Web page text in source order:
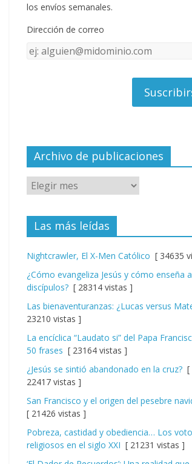
o
k e
C
el
los envíos semanales.
Dirección de correo
Dirección
Archivo de publicaciones
Las más leídas
Nightcrawler, El X-Men Católico [ 34635
¿Cómo evangeliza Jesús y cómo enseña
discípulos? [ 28314 vistas ]
Las bienaventuranzas: ¿Lucas versus
23210 vistas ]
La encíclica “Laudato si” del Papa
50 frases [ 23164 vistas ]
¿Jesús se sintió abandonado en la cruz? [
22417 vistas ]
San Francisco y el origen del pesebre
[ 21426 vistas ]
Pobreza, castidad y obediencia… Los
religiosos en el siglo XXI [ 21231 vistas ]